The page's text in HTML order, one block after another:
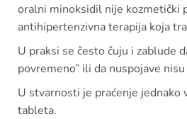
oralni minoksidil nije kozmetički
antihipertenzivna terapija koja
U praksi se često čuju i zablude
povremeno” ili da nuspojave
U stvarnosti je praćenje jednako
tableta.